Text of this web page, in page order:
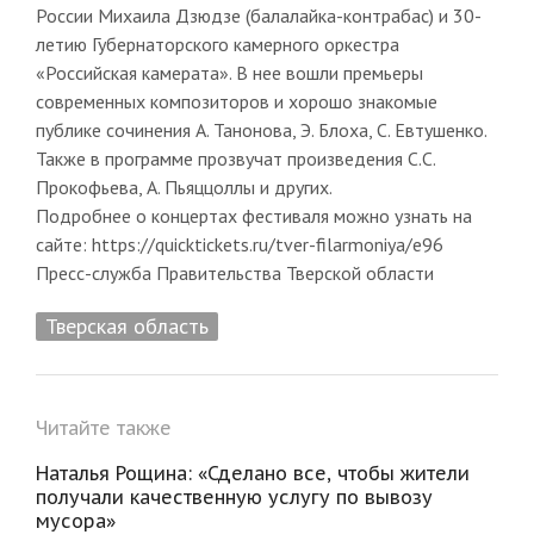
России Михаила Дзюдзе (балалайка-контрабас) и 30-
летию Губернаторского камерного оркестра
«Российская камерата». В нее вошли премьеры
современных композиторов и хорошо знакомые
публике сочинения А. Танонова, Э. Блоха, С. Евтушенко.
Также в программе прозвучат произведения С.С.
Прокофьева, А. Пьяццоллы и других.
Подробнее о концертах фестиваля можно узнать на
сайте: https://quicktickets.ru/tver-filarmoniya/e96
Пресс-служба Правительства Тверской области
Тверская область
Читайте также
Наталья Рощина: «Сделано все, чтобы жители
получали качественную услугу по вывозу
мусора»